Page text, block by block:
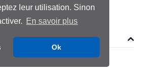
leur utilisation. Sinon
En savoir plus
Ok